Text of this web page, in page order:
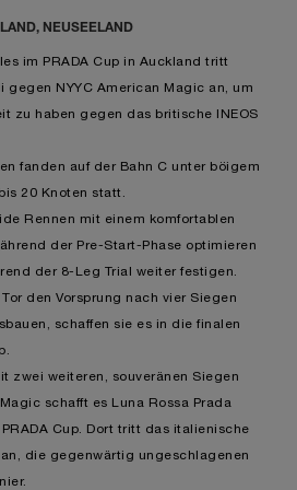
NEUSEELAND
im PRADA Cup in Auckland tritt
gegen NYYC American Magic an, um
zu haben gegen das britische INEOS
fanden auf der Bahn C unter böigem
20 Knoten statt.
Rennen mit einem komfortablen
der Pre-Start-Phase optimieren
der 8-Leg Trial weiter festigen.
den Vorsprung nach vier Siegen
schaffen sie es in die finalen
zwei weiteren, souveränen Siegen
schafft es Luna Rossa Prada
Cup. Dort tritt das italienische
an, die gegenwärtig ungeschlagenen